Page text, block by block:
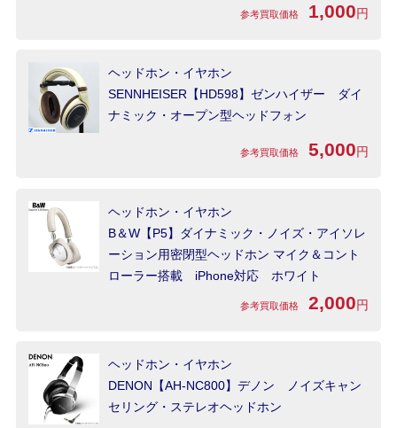
参考買取価格 1,000円
ヘッドホン・イヤホン
SENNHEISER【HD598】ゼンハイザー ダイ
ナミック・オープン型ヘッドフォン
参考買取価格 5,000円
ヘッドホン・イヤホン
B＆W【P5】ダイナミック・ノイズ・アイソレ
ーション用密閉型ヘッドホン マイク＆コント
ローラー搭載 iPhone対応 ホワイト
参考買取価格 2,000円
ヘッドホン・イヤホン
DENON【AH-NC800】デノン ノイズキャン
セリング・ステレオヘッドホン